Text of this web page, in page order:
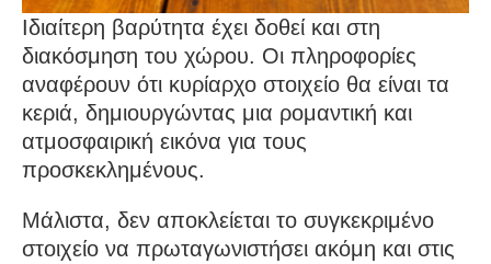
Ιδιαίτερη βαρύτητα έχει δοθεί και στη
διακόσμηση του χώρου. Οι πληροφορίες
αναφέρουν ότι κυρίαρχο στοιχείο θα είναι τα
κεριά, δημιουργώντας μια ρομαντική και
ατμοσφαιρική εικόνα για τους
προσκεκλημένους.
Μάλιστα, δεν αποκλείεται το συγκεκριμένο
στοιχείο να πρωταγωνιστήσει ακόμη και στις